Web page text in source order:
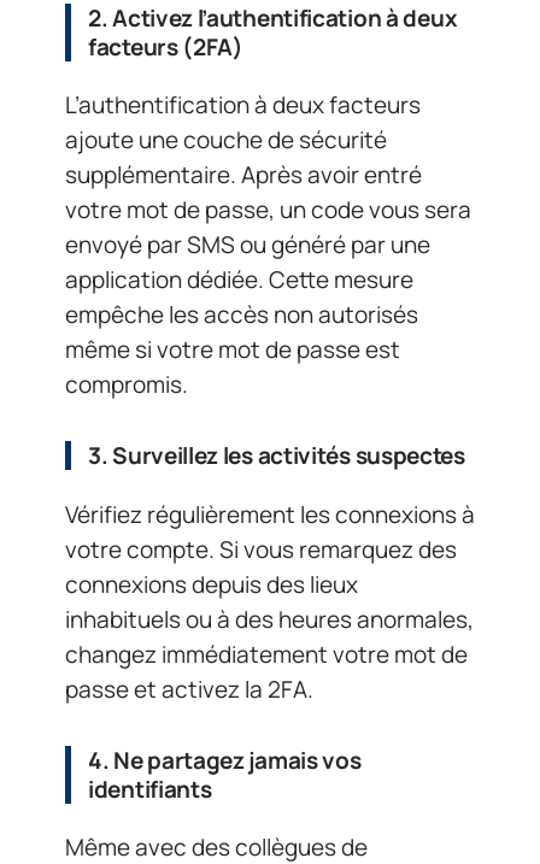
2. Activez l’authentification à deux
facteurs (2FA)
L’authentification à deux facteurs
ajoute une couche de sécurité
supplémentaire. Après avoir entré
votre mot de passe, un code vous sera
envoyé par SMS ou généré par une
application dédiée. Cette mesure
empêche les accès non autorisés
même si votre mot de passe est
compromis.
3. Surveillez les activités suspectes
Vérifiez régulièrement les connexions à
votre compte. Si vous remarquez des
connexions depuis des lieux
inhabituels ou à des heures anormales,
changez immédiatement votre mot de
passe et activez la 2FA.
4. Ne partagez jamais vos
identifiants
Même avec des collègues de